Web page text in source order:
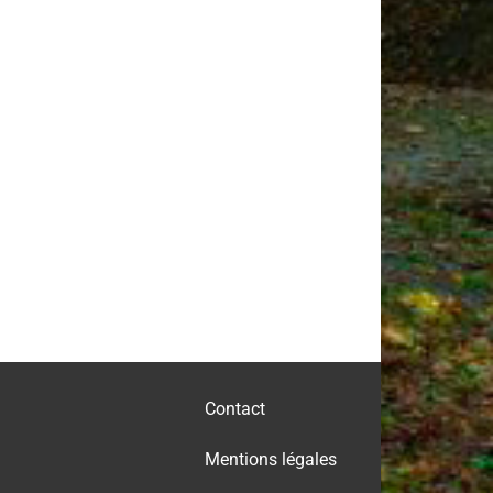
Contact
Mentions légales